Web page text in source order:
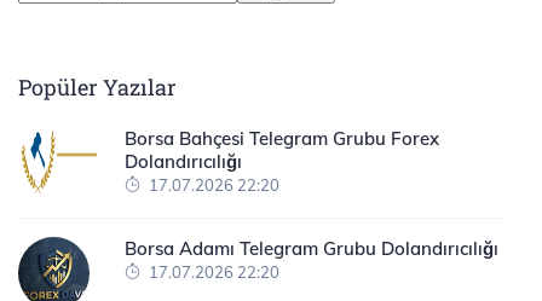
Popüler Yazılar
Borsa Bahçesi Telegram Grubu Forex
Dolandırıcılığı
17.07.2026 22:20
Borsa Adamı Telegram Grubu Dolandırıcılığı
17.07.2026 22:20